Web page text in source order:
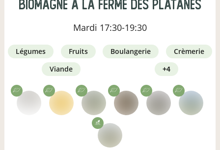
Biomagne à la ferme des Platanes
Mardi 17:30-19:30
légumes fruits boulangerie
crèmerie
viande
+4